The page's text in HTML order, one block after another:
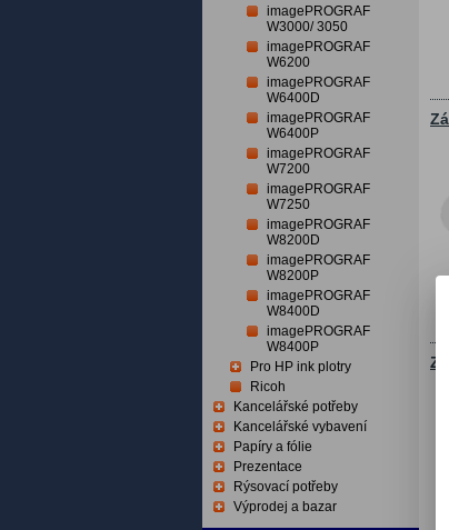
imagePROGRAF
W3000/ 3050
imagePROGRAF
W6200
imagePROGRAF
W6400D
imagePROGRAF
W6400P
imagePROGRAF
W7200
imagePROGRAF
W7250
imagePROGRAF
W8200D
imagePROGRAF
W8200P
imagePROGRAF
W8400D
imagePROGRAF
W8400P
Pro HP ink plotry
Ricoh
Kancelářské potřeby
Kancelářské vybavení
Papíry a fólie
Prezentace
Rýsovací potřeby
Výprodej a bazar